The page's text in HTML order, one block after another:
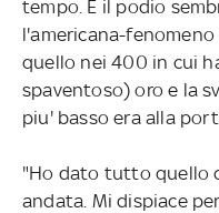
tempo. E il podio
l'americana-
quello nei 400 in cui
spaventoso) oro e la
piu' basso era alla
"Ho dato tutto quello
andata. Mi dispiace